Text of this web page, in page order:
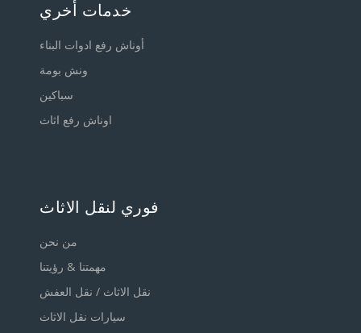
خدمات أخري
أوناش رفع ادوات البناء
ونش بومة
سباكين
اوناش رفع اثاث
فوري لنقل الاثاث
من نحن
مهمتنا & رؤيتنا
نقل الاثاث / نقل العفش
سيارات نقل الاثاث